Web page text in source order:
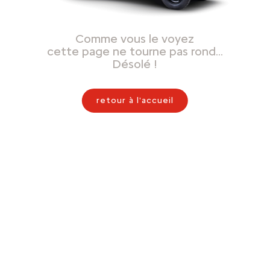
Comme vous le voyez
cette page ne tourne pas rond…
Désolé !
retour à l'accueil